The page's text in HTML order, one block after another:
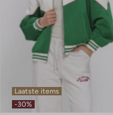
Laatste items
-30%